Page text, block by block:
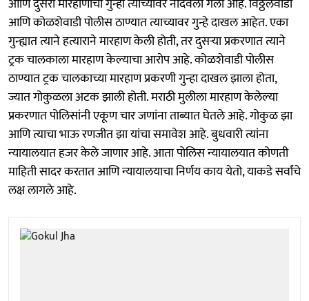
आणि दुसरा मारहाणीचा गुन्हा त्याच्यावर नोंदवला गेला आहे. विठ्ठलवाडी
आणि कोळशेवाडी पोलीस ठाण्यात त्याच्यावर गुन्हे दाखल आहेत. एका
गुन्ह्यात त्याने हत्याराने मारहाण केली होती, तर दुसऱ्या प्रकरणात त्याने
ट्रक चालकाला मारहाण केल्याचा आरोप आहे. कोळशेवाडी पोलीस
ठाण्यात ट्रक चालकाच्या मारहाण प्रकरणी गुन्हा दाखल झाला होता,
ज्यात गोकुळला अटक झाली होती. मराठी मुलीला मारहाण केलेल्या
प्रकरणात पोलिसांनी एकूण चार जणांना ताब्यात घेतले आहे. गोकुळ झा
आणि त्याचा भाऊ रणजीत झा यांचा समावेश आहे. बुधवारी त्यांना
न्यायालयात हजर केले जाणार आहे. आता पोलिस न्यायालयात कोणती
माहिती सादर करतात आणि न्यायालयाचा निर्णय काय येतो, याकडे सर्वांचे
लक्ष लागले आहे.